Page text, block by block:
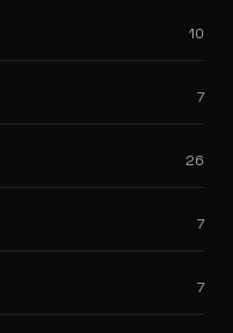
10
7
26
7
7